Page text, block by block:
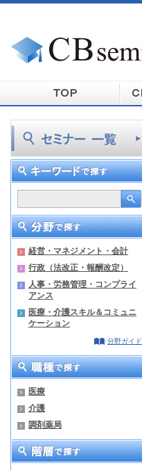
経営・マネジメント・会計
行政（法改正・報酬改定）
人事・労務管理・コンプライ
アンス
医療・介護スキル＆コミュニ
ケーション
分野ガイド
医療
介護
調剤薬局